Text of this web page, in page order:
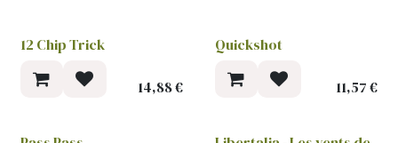
-30 %
12 Chip Trick
14,88€
-30 %
Quickshot
11,57€